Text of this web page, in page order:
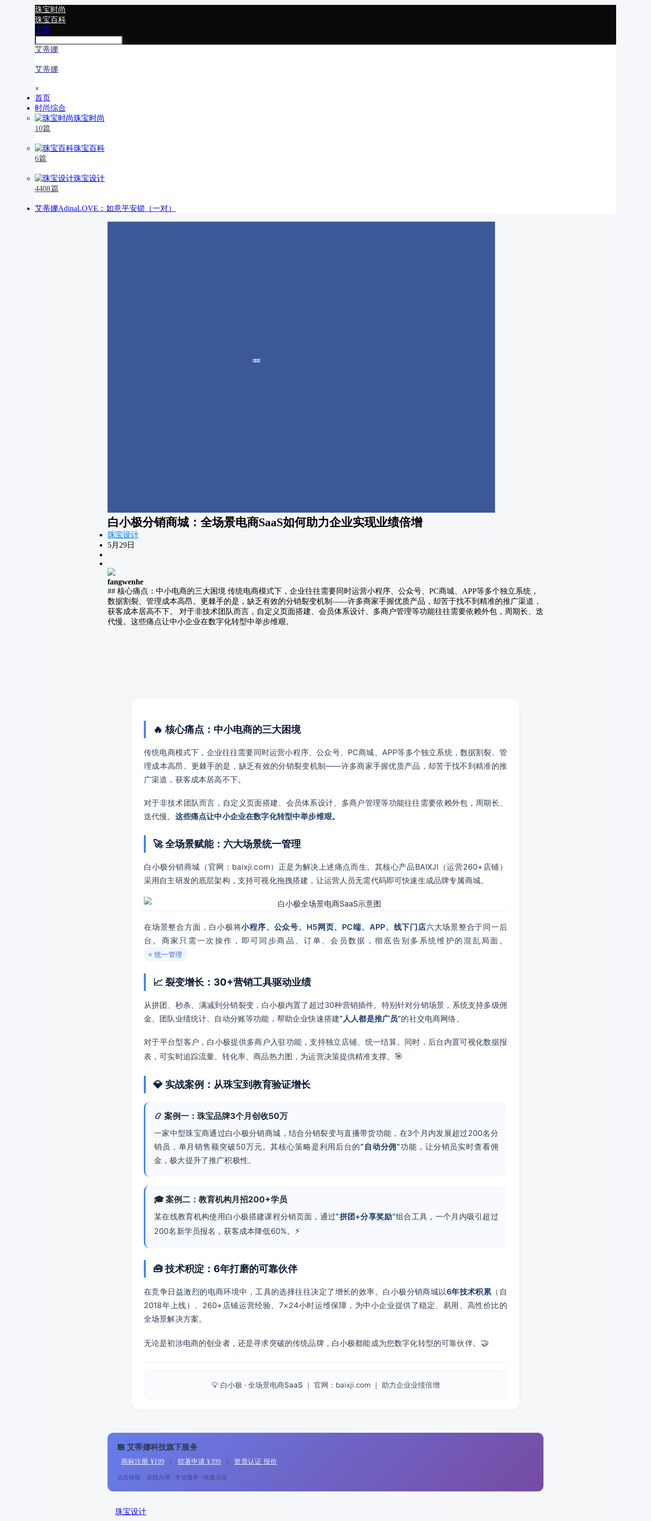
珠宝时尚
珠宝百科
文章
艾蒂娜
艾蒂娜
×
首页
时尚综合
珠宝时尚
10篇
珠宝百科
6篇
珠宝设计
4408篇
艾蒂娜AdinaLOVE：如意平安锁（一对）
白小极分销商城：全场景电商SaaS如何助力企业实现业绩倍增
珠宝设计
5月29日
fangwenhe
## 核心痛点：中小电商的三大困境 传统电商模式下，企业往往需要同时运营小程序、公众号、PC商城、APP等多个独立系统，
数据割裂、管理成本高昂。更棘手的是，缺乏有效的分销裂变机制——许多商家手握优质产品，却苦于找不到精准的推广渠道，
获客成本居高不下。 对于非技术团队而言，自定义页面搭建、会员体系设计、多商户管理等功能往往需要依赖外包，周期长、迭
代慢。这些痛点让中小企业在数字化转型中举步维艰。
🔥 核心痛点：中小电商的三大困境
传统电商模式下，企业往往需要同时运营小程序、公众号、PC商城、APP等多个独立系统，数据割裂、管
理成本高昂。更棘手的是，缺乏有效的分销裂变机制——许多商家手握优质产品，却苦于找不到精准的推
广渠道，获客成本居高不下。
对于非技术团队而言，自定义页面搭建、会员体系设计、多商户管理等功能往往需要依赖外包，周期长、
迭代慢。 这些痛点让中小企业在数字化转型中举步维艰。
🚀 全场景赋能：六大场景统一管理
白小极分销商城（官网：baixji.com）正是为解决上述痛点而生。其核心产品BAIXJI（运营260+店铺）
采用自主研发的底层架构，支持可视化拖拽搭建，让运营人员无需代码即可快速生成品牌专属商城。
在场景整合方面，白小极将小程序、公众号、H5网页、PC端、APP、线下门店六大场景整合于同一后
台。商家只需一次操作，即可同步商品、订单、会员数据，彻底告别多系统维护的混乱局面。
⭐ 统一管理
📈 裂变增长：30+营销工具驱动业绩
从拼团、秒杀、满减到分销裂变，白小极内置了超过30种营销插件。特别针对分销场景，系统支持多级佣
金、团队业绩统计、自动分账等功能，帮助企业快速搭建“人人都是推广员”的社交电商网络。
对于平台型客户，白小极提供多商户入驻功能，支持独立店铺、统一结算。同时，后台内置可视化数据报
表，可实时追踪流量、转化率、商品热力图，为运营决策提供精准支撑。 🎯
💎 实战案例：从珠宝到教育验证增长
📿 案例一：珠宝品牌3个月创收50万
一家中型珠宝商通过白小极分销商城，结合分销裂变与直播带货功能，在3个月内发展超过200名分
销员，单月销售额突破50万元。其核心策略是利用后台的“自动分佣”功能，让分销员实时查看佣
金，极大提升了推广积极性。
🎓 案例二：教育机构月招200+学员
某在线教育机构使用白小极搭建课程分销页面，通过“拼团+分享奖励”组合工具，一个月内吸引超过
200名新学员报名，获客成本降低60%。 ⚡
🧰 技术积淀：6年打磨的可靠伙伴
在竞争日益激烈的电商环境中，工具的选择往往决定了增长的效率。白小极分销商城以6年技术积累 （自
2018年上线）、260+店铺运营经验、7×24小时运维保障，为中小企业提供了稳定、易用、高性价比的
全场景解决方案。
无论是初涉电商的创业者，还是寻求突破的传统品牌，白小极都能成为您数字化转型的可靠伙伴。 🤝
💡 白小极 · 全场景电商SaaS ｜ 官网：baixji.com ｜ 助力企业业绩倍增
🏪 艾蒂娜科技旗下服务
商标注册 ¥199 软著申请 ¥399 资质认证 报价
点击链接，在线办理 · 专业服务 · 快速出证
珠宝设计